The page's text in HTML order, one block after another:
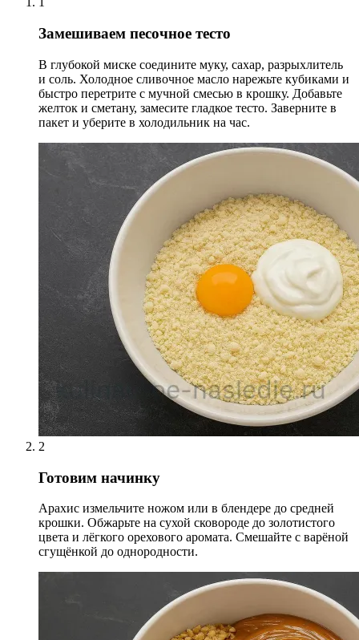
Замешиваем песочное тесто
В глубокой миске соедините муку, сахар, разрыхлитель
и соль. Холодное сливочное масло нарежьте кубиками и
быстро перетрите с мучной смесью в крошку. Добавьте
желток и сметану, замесите гладкое тесто. Заверните в
пакет и уберите в холодильник на час.
2
Готовим начинку
Арахис измельчите ножом или в блендере до средней
крошки. Обжарьте на сухой сковороде до золотистого
цвета и лёгкого орехового аромата. Смешайте с варёной
сгущёнкой до однородности.